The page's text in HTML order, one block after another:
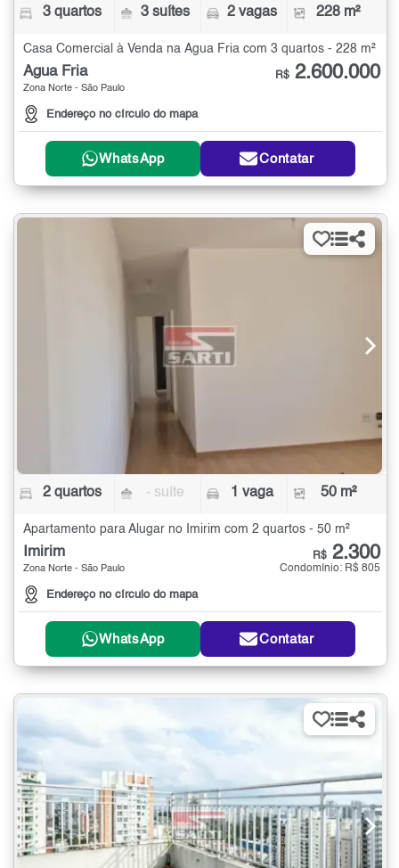
3 quartos 3 suítes 2 vagas 228 m²
Casa Comercial à Venda na Água Fria com 3 quartos - 228 m²
Água Fria
Zona Norte - São Paulo
Endereço no círculo do mapa
R$ 2.600.000
WhatsApp Contatar
2 quartos - suíte 1 vaga 50 m²
Apartamento para Alugar no Imirim com 2 quartos - 50 m²
Imirim
Zona Norte - São Paulo
Endereço no círculo do mapa
R$ 2.300
Condomínio: R$ 805
WhatsApp Contatar